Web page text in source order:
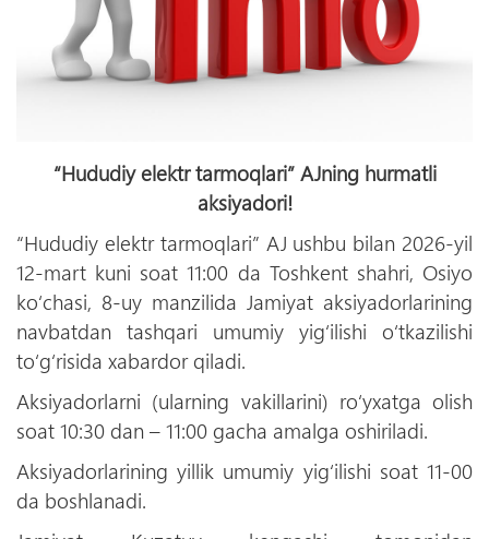
“Hududiy elektr tarmoqlari” AJning hurmatli
aksiyadori!
“Hududiy elektr tarmoqlari” AJ ushbu bilan 2026-yil
12-mart kuni soat 11:00 da Toshkent shahri, Osiyo
koʻchasi, 8-uy manzilida Jamiyat aksiyadorlarining
navbatdan tashqari umumiy yigʻilishi oʻtkazilishi
toʻgʻrisida xabardor qiladi.
Aksiyadorlarni (ularning vakillarini) roʻyxatga olish
soat 10:30 dan – 11:00 gacha amalga oshiriladi.
Aksiyadorlarining yillik umumiy yigʻilishi soat 11-00
da boshlanadi.